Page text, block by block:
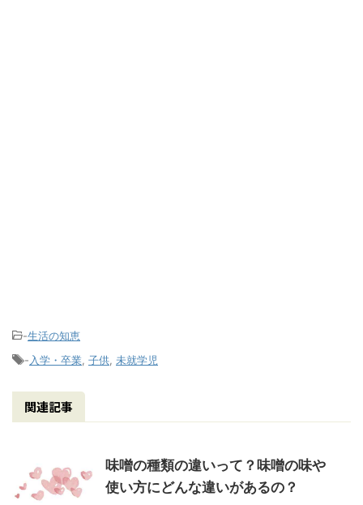
-生活の知恵
- 入学・卒業 子供 未就学児
関連記事
味噌の種類の違いって？味噌の味や
使い方にどんな違いがあるの？